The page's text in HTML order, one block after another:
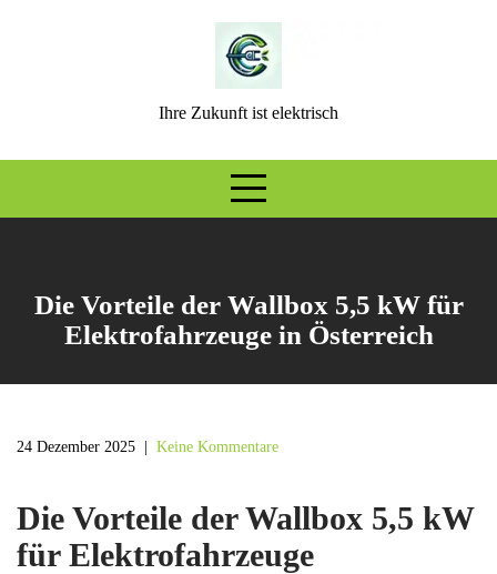
Ihre Zukunft ist elektrisch
Die Vorteile der Wallbox 5,5 kW für
Elektrofahrzeuge in Österreich
24 Dezember 2025 Keine Kommentare
Die Vorteile der Wallbox 5,5 kW
für Elektrofahrzeuge